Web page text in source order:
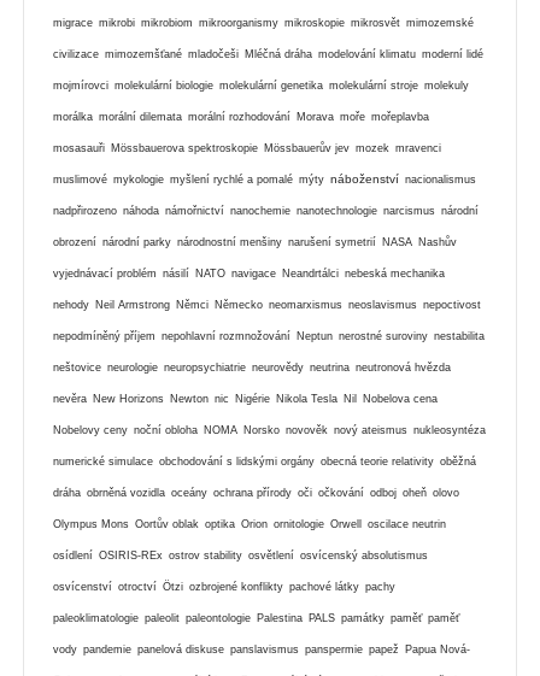
migrace mikrobi mikrobiom mikroorganismy mikroskopie mikrosvět mimozemské
civilizace mimozemšťané mladočeši Mléčná dráha modelování klimatu moderní lidé
mojmírovci molekulární biologie molekulární genetika molekulární stroje molekuly
morálka morální dilemata morální rozhodování Morava moře mořeplavba
mosasauři Mössbauerova spektroskopie Mössbauerův jev mozek mravenci
muslimové mykologie myšlení rychlé a pomalé mýty náboženství nacionalismus
nadpřirozeno náhoda námořnictví nanochemie nanotechnologie narcismus národní
obrození národní parky národnostní menšiny narušení symetrií NASA Nashův
vyjednávací problém násilí NATO navigace Neandrtálci nebeská mechanika
nehody Neil Armstrong Němci Německo neomarxismus neoslavismus nepoctivost
nepodmíněný příjem nepohlavní rozmnožování Neptun nerostné suroviny nestabilita
neštovice neurologie neuropsychiatrie neurovědy neutrina neutronová hvězda
nevěra New Horizons Newton nic Nigérie Nikola Tesla Nil Nobelova cena
Nobelovy ceny noční obloha NOMA Norsko novověk nový ateismus nukleosyntéza
numerické simulace obchodování s lidskými orgány obecná teorie relativity oběžná
dráha obrněná vozidla oceány ochrana přírody oči očkování odboj oheň olovo
Olympus Mons Oortův oblak optika Orion ornitologie Orwell oscilace neutrin
osídlení OSIRIS-REx ostrov stability osvětlení osvícenský absolutismus
osvícenství otroctví Ötzi ozbrojené konflikty pachové látky pachy
paleoklimatologie paleolit paleontologie Palestina PALS památky paměť paměť
vody pandemie panelová diskuse panslavismus panspermie papež Papua Nová-